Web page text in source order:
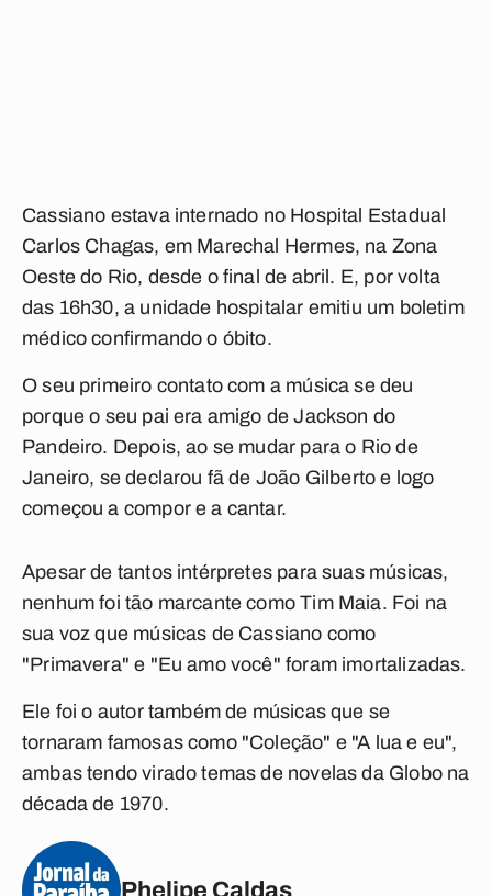
Cassiano estava internado no Hospital Estadual
Carlos Chagas, em Marechal Hermes, na Zona
Oeste do Rio, desde o final de abril. E, por volta
das 16h30, a unidade hospitalar emitiu um boletim
médico confirmando o óbito.
O seu primeiro contato com a música se deu
porque o seu pai era amigo de Jackson do
Pandeiro. Depois, ao se mudar para o Rio de
Janeiro, se declarou fã de João Gilberto e logo
começou a compor e a cantar.
Apesar de tantos intérpretes para suas músicas,
nenhum foi tão marcante como Tim Maia. Foi na
sua voz que músicas de Cassiano como
"Primavera" e "Eu amo você" foram imortalizadas.
Ele foi o autor também de músicas que se
tornaram famosas como "Coleção" e "A lua e eu",
ambas tendo virado temas de novelas da Globo na
década de 1970.
Phelipe Caldas